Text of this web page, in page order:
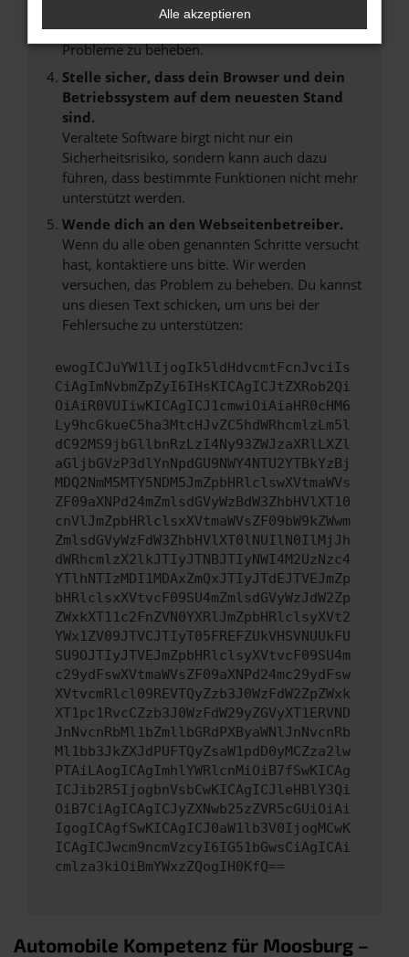
Starte dein Gerät neu.
Das kann manchmal helfen, vorübergehende
Probleme zu beheben.
Stelle sicher, dass dein Browser und dein
Betriebssystem auf dem neuesten Stand
sind.
Veraltete Software birgt nicht nur ein
Sicherheitsrisiko, sondern kann auch dazu
führen, dass bestimmte Funktionen nicht mehr
unterstützt werden.
Wende dich an den Webseitenbetreiber.
Wenn du alle oben genannten Schritte versucht
hast, kontaktiere uns bitte. Wir werden
versuchen, das Problem zu beheben. Du kannst
uns diesen Text schicken, um uns bei der
Fehlersuche zu unterstützen:
ewogICJuYW1lIjogIk5ldHdvcmtFcnJvciIs
CiAgImNvbmZpZyI6IHsKICAgICJtZXRob2Qi
OiAiR0VUIiwKICAgICJ1cmwiOiAiaHR0cHM6
Ly9hcGkueC5ha3MtcHJvZC5hdWRhcmlzLm5l
dC92MS9jbGllbnRzLzI4Ny93ZWJzaXRlLXZl
aGljbGVzP3dlYnNpdGU9NWY4NTU2YTBkYzBj
MDQ2NmM5MTY5NDM5JmZpbHRlclswXVtmaWVs
ZF09aXNPd24mZmlsdGVyWzBdW3ZhbHVlXT10
cnVlJmZpbHRlclsxXVtmaWVsZF09bW9kZWwm
ZmlsdGVyWzFdW3ZhbHVlXT0lNUIlN0IlMjJh
dWRhcmlzX2lkJTIyJTNBJTIyNWI4M2UzNzc4
YTlhNTIzMDI1MDAxZmQxJTIyJTdEJTVEJmZp
bHRlclsxXVtvcF09SU4mZmlsdGVyWzJdW2Zp
ZWxkXT11c2FnZVN0YXRlJmZpbHRlclsyXVt2
YWx1ZV09JTVCJTIyT05FREFZUkVHSVNUUkFU
SU9OJTIyJTVEJmZpbHRlclsyXVtvcF09SU4m
c29ydFswXVtmaWVsZF09aXNPd24mc29ydFsw
XVtvcmRlcl09REVTQyZzb3J0WzFdW2ZpZWxk
XT1pc1RvcCZzb3J0WzFdW29yZGVyXT1ERVND
JnNvcnRbMl1bZmllbGRdPXByaWNlJnNvcnRb
Ml1bb3JkZXJdPUFTQyZsaW1pdD0yMCZza2lw
PTAiLAogICAgImhlYWRlcnMiOiB7fSwKICAg
ICJib2R5IjogbnVsbCwKICAgICJleHBlY3Qi
OiB7CiAgICAgICJyZXNwb25zZVR5cGUiOiAi
IgogICAgfSwKICAgICJ0aW1lb3V0IjogMCwK
ICAgICJwcm9ncmVzcyI6IG51bGwsCiAgICAi
cmlza3kiOiBmYWxzZQogIH0KfQ==
Automobile Kompetenz für Moosburg –
Alle akzeptieren